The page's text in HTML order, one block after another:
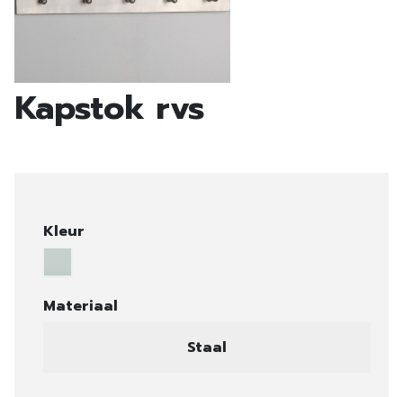
Kapstok rvs
Kleur
Materiaal
Staal